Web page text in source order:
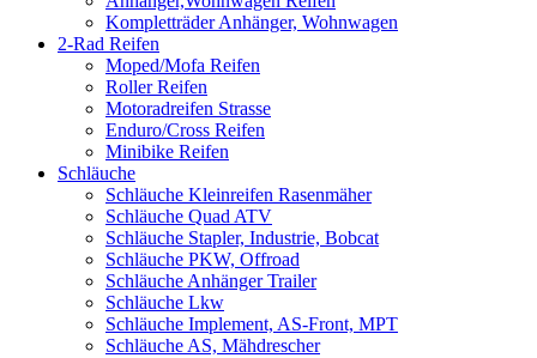
Kompletträder Anhänger, Wohnwagen
2-Rad Reifen
Moped/Mofa Reifen
Roller Reifen
Motoradreifen Strasse
Enduro/Cross Reifen
Minibike Reifen
Schläuche
Schläuche Kleinreifen Rasenmäher
Schläuche Quad ATV
Schläuche Stapler, Industrie, Bobcat
Schläuche PKW, Offroad
Schläuche Anhänger Trailer
Schläuche Lkw
Schläuche Implement, AS-Front, MPT
Schläuche AS, Mähdrescher